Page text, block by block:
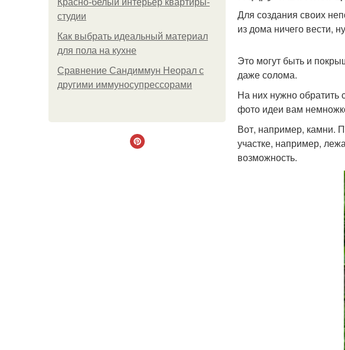
Красно-белый интерьер квартиры-
студии
Как выбрать идеальный материал
для пола на кухне
Сравнение Сандиммун Неорал с
другими иммуносупрессорами
Для создания своих
из дома ничего вести,
Это могут быть и
даже солома.
На них нужно обратить
фото идеи вам
Вот, например, камни.
участке, например,
возможность.